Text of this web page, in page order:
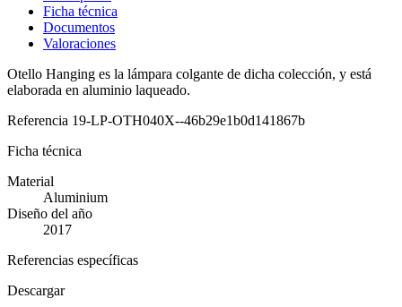
Ficha técnica
Documentos
Valoraciones
Otello Hanging es la lámpara colgante de dicha colección, y está
elaborada en aluminio laqueado.
Referencia 19-LP-OTH040X--46b29e1b0d141867b
Ficha técnica
Material
Aluminium
Diseño del año
2017
Referencias específicas
Descargar